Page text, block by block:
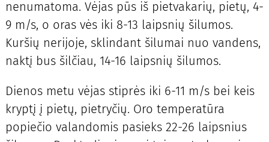
nenumatoma. Vėjas pūs iš pietvakarių, pietų, 4-
9 m/s, o oras vės iki 8-13 laipsnių šilumos.
Kuršių nerijoje, sklindant šilumai nuo vandens,
naktį bus šilčiau, 14-16 laipsnių šilumos.
Dienos metu vėjas stiprės iki 6-11 m/s bei keis
kryptį į pietų, pietryčių. Oro temperatūra
popiečio valandomis pasieks 22-26 laipsnius